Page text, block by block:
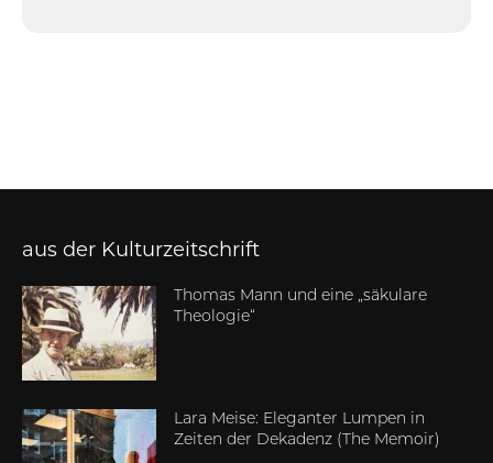
aus der Kulturzeitschrift
Thomas Mann und eine „säkulare
Theologie“
Lara Meise: Eleganter Lumpen in
Zeiten der Dekadenz (The Memoir)